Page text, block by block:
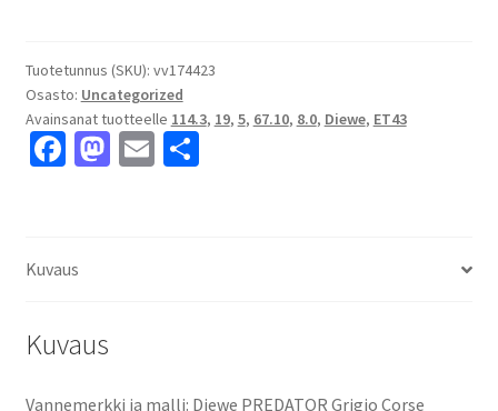
8.0x19"
5x114.3
ET43
keskireikä:67.10
Tuotetunnus (SKU): vv174423
Osasto: Uncategorized
Avainsanat tuotteelle 114.3, 19, 5, 67.10, 8.0, Diewe, ET43
Fa
o
M E S
Kuvaus
Kuvaus
Vannemerkki ja malli: Diewe PREDATOR Grigio Corse